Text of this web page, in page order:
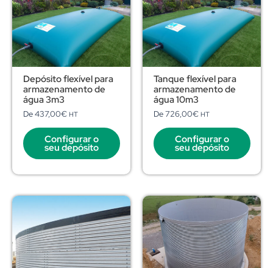
Depósito flexível para
armazenamento de
água 3m3
De437,00€ HT
Configurar o
seu depósito
Tanque flexível para
armazenamento de
água 10m3
De726,00€ HT
Configurar o
seu depósito